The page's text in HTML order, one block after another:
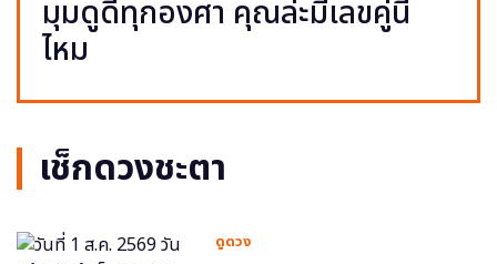
มุมดูดีทุกองศา คุณล่ะมีเลขคู่นี้
ไหม
เช็กดวงชะตา
ดูดวง